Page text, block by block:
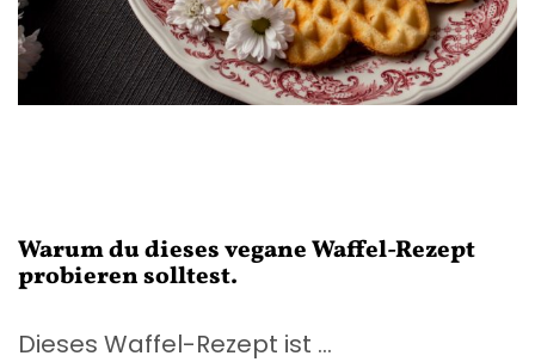
Warum du dieses vegane Waffel-Rezept
probieren solltest.
Dieses Waffel-Rezept ist …